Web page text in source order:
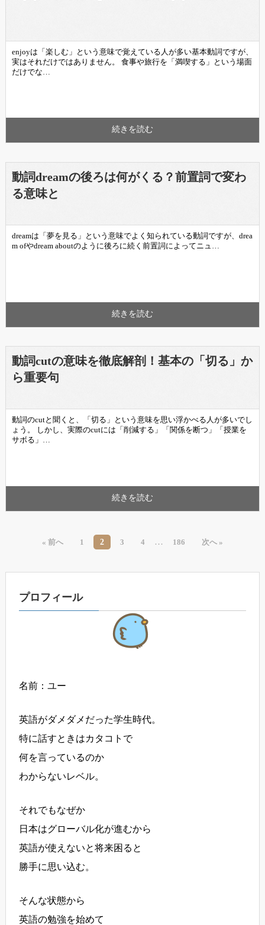
enjoyは「楽しむ」という意味で覚えている人が多い基本動詞ですが、
実はそれだけではありません。 食事や旅行を「満喫する」という場面
だけでな…
続きを読む
動詞dreamの後ろは何がくる？前置詞で変わ
る意味と
dreamは「夢を見る」という意味でよく知られている動詞ですが、drea
m ofやdream aboutのように後ろに続く前置詞によってニュ…
続きを読む
動詞cutの意味を徹底解剖！基本の「切る」か
ら重要句
動詞のcutと聞くと、「切る」という意味を思い浮かべる人が多いでし
ょう。 しかし、実際のcutには「削減する」「関係を断つ」「授業を
サボる」…
続きを読む
« 前へ 1 2 3 4 … 186 次へ »
プロフィール
名前：ユー
英語がダメダメだった学生時代。
特に話すときはカタコトで
何を言っているのか
わからないレベル。
それでもなぜか
日本はグローバル化が進むから
英語が使えないと将来困ると
勝手に思い込む。
そんな状態から
英語の勉強を始めて